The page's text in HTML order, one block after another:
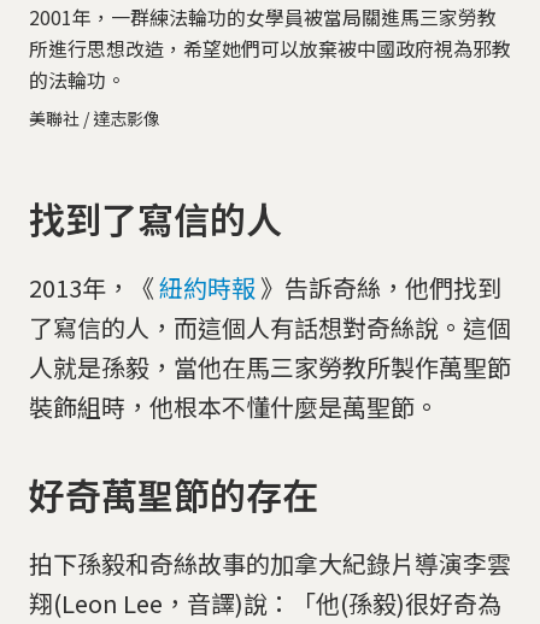
2001年，一群練法輪功的女學員被當局關進馬三家勞教
所進行思想改造，希望她們可以放棄被中國政府視為邪教
的法輪功。
美聯社 / 達志影像
找到了寫信的人
2013年，《紐約時報 》告訴奇絲，他們找到
了寫信的人，而這個人有話想對奇絲說。這個
人就是孫毅，當他在馬三家勞教所製作萬聖節
裝飾組時，他根本不懂什麼是萬聖節。
好奇萬聖節的存在
拍下孫毅和奇絲故事的加拿大紀錄片導演李雲
翔(Leon Lee，音譯)說：「他(孫毅)很好奇為